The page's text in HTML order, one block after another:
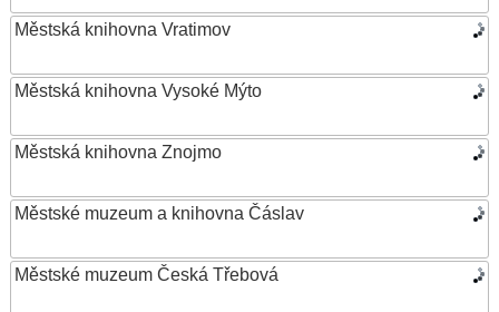
Městská knihovna Vratimov
Městská knihovna Vysoké Mýto
Městská knihovna Znojmo
Městské muzeum a knihovna Čáslav
Městské muzeum Česká Třebová